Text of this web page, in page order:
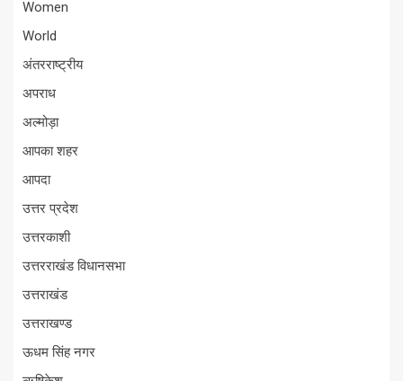
Women
World
अंतरराष्ट्रीय
अपराध
अल्मोड़ा
आपका शहर
आपदा
उत्तर प्रदेश
उत्तरकाशी
उत्तरराखंड विधानसभा
उत्तराखंड
उत्तराखण्ड
ऊधम सिंह नगर